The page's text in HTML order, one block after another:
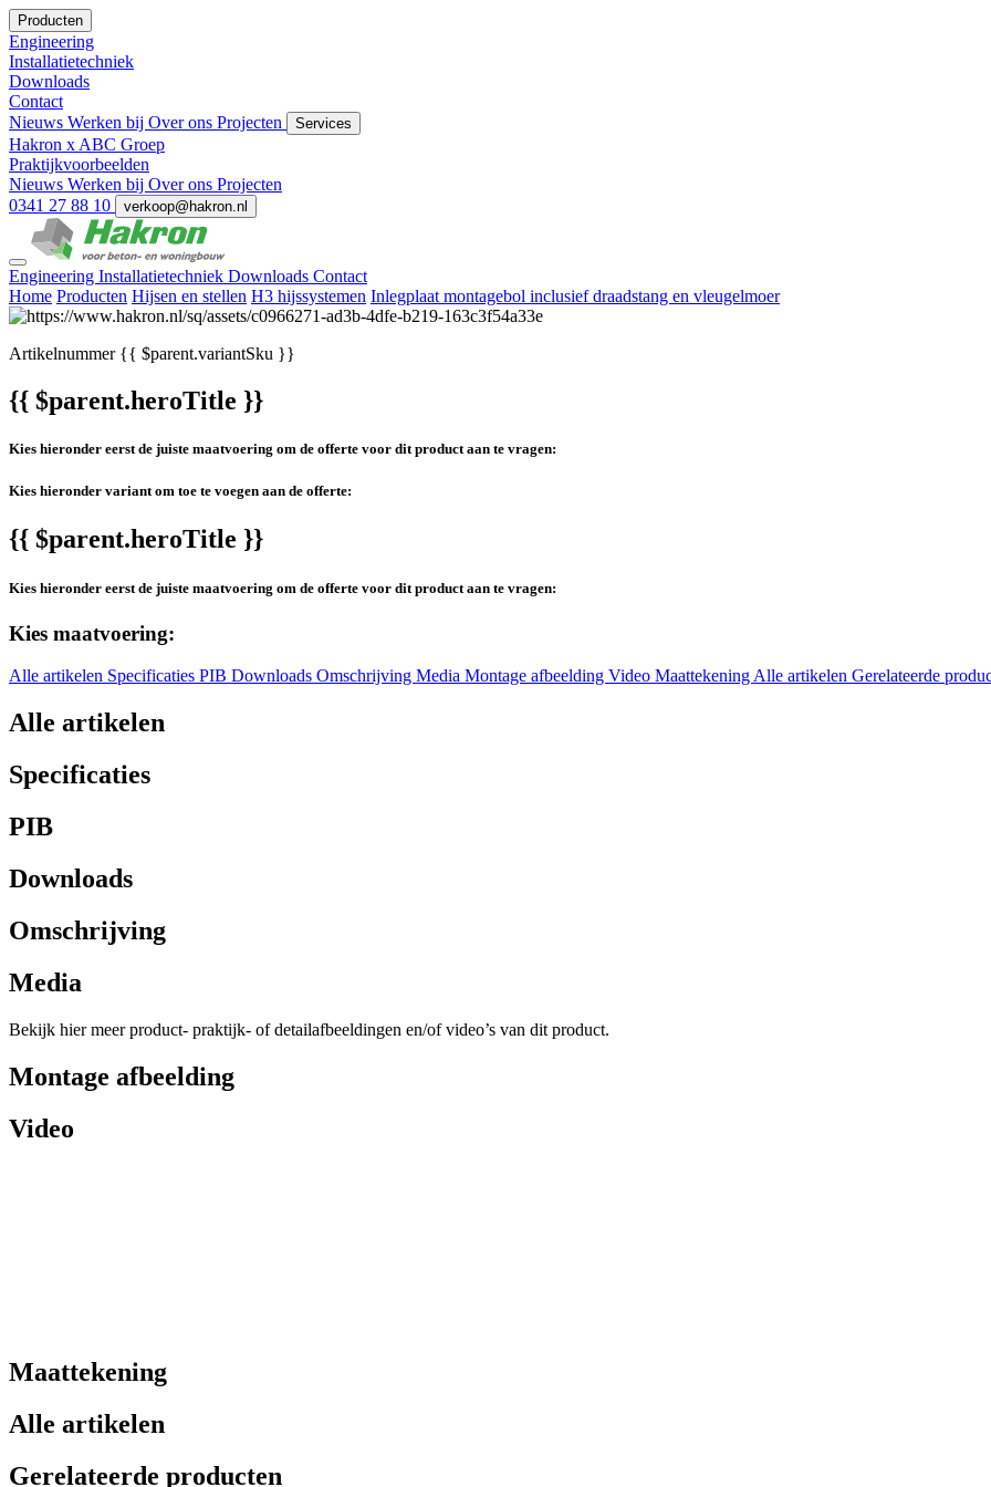
Producten
Engineering
Installatietechniek
Downloads
Contact
Nieuws Werken bij Over ons Projecten Services
Hakron x ABC Groep
Praktijkvoorbeelden
Nieuws Werken bij Over ons Projecten
0341 27 88 10
verkoop@hakron.nl
Engineering Installatietechniek Downloads Contact
Home Producten Hijsen en stellen H3 hijssystemen Inlegplaat montagebol inclusief draadstang en vleugelmoer
Artikelnummer{{ $parent.variantSku }}
{{ $parent.heroTitle }}
Kies hieronder eerst de juiste maatvoering om de offerte voor dit product aan te vragen:
Kies hieronder variant om toe te voegen aan de offerte:
{{ $parent.heroTitle }}
Kies hieronder eerst de juiste maatvoering om de offerte voor dit product aan te vragen:
Kies maatvoering:
Alle artikelen Specificaties PIB Downloads Omschrijving Media Montage afbeelding Video MaattekeningAlle artikelen Gerelateerde
Alle artikelen
Specificaties
PIB
Downloads
Omschrijving
Media
Bekijk hier meer product- praktijk- of detailafbeeldingen en/of video’s van dit product.
Montage afbeelding
Video
Maattekening
Alle artikelen
Gerelateerde producten